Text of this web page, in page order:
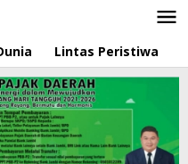
Lintas Peristiwa